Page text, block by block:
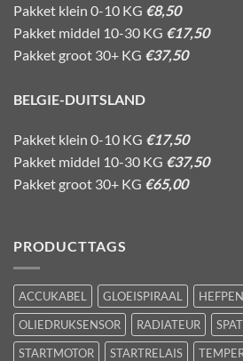
Pakket klein 0-10 KG €8,50
Pakket middel 10-30 KG €17,50
Pakket groot 30+ KG €37,50
BELGIE-DUITSLAND
Pakket klein 0-10 KG €17,50
Pakket middel 10-30 KG €37,50
Pakket groot 30+ KG €65,00
PRODUCTTAGS
ACCUKABEL GLOEISPIRAAL HEFPEN
OLIEDRUKSENSOR
RADIATEUR
STARTMOTOR
STARTRELAIS